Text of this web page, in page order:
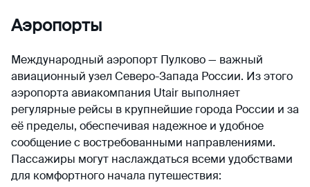
Аэропорты
Международный аэропорт Пулково — важный
авиационный узел Северо-Запада России. Из этого
аэропорта авиакомпания Utair выполняет
регулярные рейсы в крупнейшие города России и за
её пределы, обеспечивая надежное и удобное
сообщение с востребованными направлениями.
Пассажиры могут наслаждаться всеми удобствами
для комфортного начала путешествия: